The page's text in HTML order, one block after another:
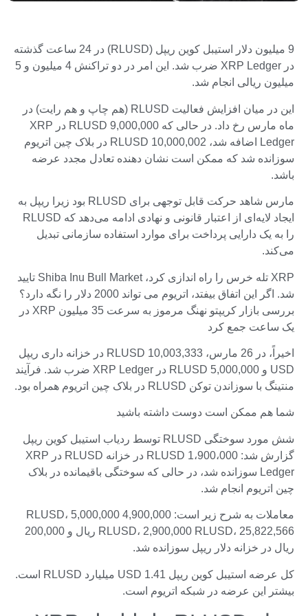
9 میلیون دلار استیبل کوین ریپل (RLUSD) در 24 ساعت گذشته
در XRP Ledger ضرب شد. این امر در دو تراکنش 4 میلیون و 5
میلیون ریالی انجام شد.
این در میان افزایش فعالیت RLUSD (هم چاپ و هم رایت) در
ماه مارس رخ داد. در حالی که 9,000,000 RLUSD در XRP
Ledger اضافه شد، 10,000,002 RLUSD در بلاک چین اتریوم
سوزانده شد که ممکن است نشان دهنده تعادل مجدد عرضه
باشد.
مارس شاهد حرکت قابل توجهی برای RLUSD بود زیرا ریپل به
ایجاد لایه‌ای از اعتبار قانونی و نهادی ادامه می‌دهد که RLUSD
را به یک دارایی پرداخت برای موارد استفاده سازمانی تبدیل
می‌کند.
XRP تله خرس را راه اندازی کرد، Shiba Inu Bull Market تایید
شد. اگر این اتفاق بیفتد، اتریوم می تواند 2000 دلار را نگه دارد؟
بررسی بازار کریپتو نهنگ مرموز به سرعت 35 میلیون XRP در
یک ساعت جمع کرد
اخیراً، در 26 مارس، 10,003,333 RLUSD در خزانه داری ریپل
USD و 5,000,000 RLUSD در XRP Ledger ضرب شد. فرآیند
منتینگ با سوزاندن توکن RLUSD در بلاک چین اتریوم همراه بود.
شما هم ممکن است دوست داشته باشید
شش مورد سوختگی RLUSD توسط ردیاب استیبل کوین ریپل
گزارش شد: 1،900،000 RLUSD در خزانه RLUSD در XRP
Ledger سوزانده شد، در حالی که سوختگی باقیمانده در بلاک
چین اتریوم انجام شد.
معاملات به شرح زیر است: 4,900,000 RLUSD، 5,000,000
RLUSD، 2,900,000 RLUSD، 25,822,566 ریال و 200,000
ریال در خزانه دلار ریپل سوزانده شد.
کل عرضه استیبل کوین ریپل USD 1.41 میلیارد RLUSD است.
بیشتر این عرضه در شبکه اتریوم است.